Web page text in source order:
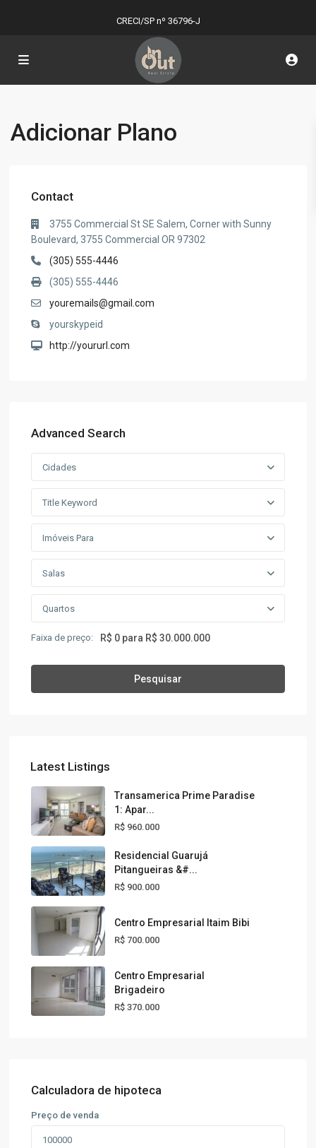
CRECI/SP nº 36796-J
Adicionar Plano
Contact
3755 Commercial St SE Salem, Corner with Sunny
Boulevard, 3755 Commercial OR 97302
(305) 555-4446
(305) 555-4446
youremails@gmail.com
yourskypeid
http://yoururl.com
Advanced Search
Cidades
Title Keyword
Imóveis Para
Salas
Quartos
Faixa de preço: R$ 0 para R$ 30.000.000
Pesquisar
Latest Listings
Transamerica Prime Paradise
1: Apar...
R$ 960.000
Residencial Guarujá
Pitangueiras &#...
R$ 900.000
Centro Empresarial Itaim Bibi
R$ 700.000
Centro Empresarial
Brigadeiro
R$ 370.000
Calculadora de hipoteca
Preço de venda